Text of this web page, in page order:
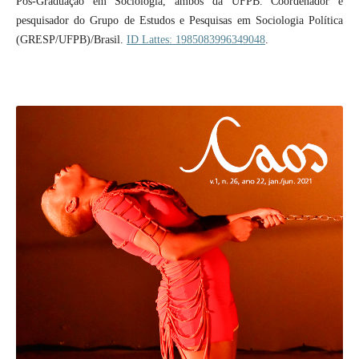
pesquisador do Grupo de Estudos e Pesquisas em Sociologia Política
(GRESP/UFPB)/Brasil. ID Lattes: 1985083996349048.